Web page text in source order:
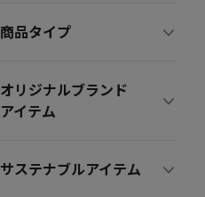
商品タイプ
オリジナルブランド
アイテム
サステナブルアイテム